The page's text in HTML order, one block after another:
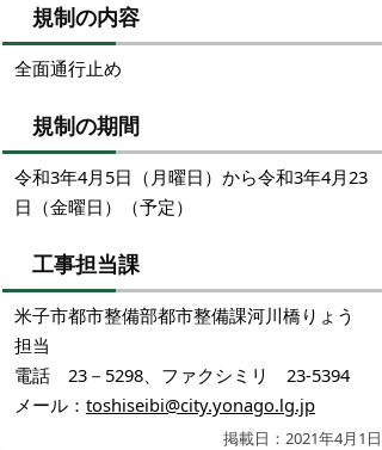
規制の内容
全面通行止め
規制の期間
令和3年4月5日（月曜日）から令和3年4月23
日（金曜日）（予定）
工事担当課
米子市都市整備部都市整備課河川橋りょう
担当
電話 23－5298、ファクシミリ 23-5394
メール： toshiseibi@city.yonago.lg.jp
掲載日：2021年4月1日